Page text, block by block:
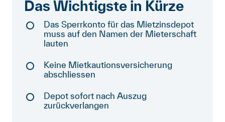
Newsletter
Anmelden
Das Wichtigste in Kürze
Das Sperrkonto für das Mietzinsdepot
muss auf den Namen der Mieterschaft
lauten
Keine Mietkautionsversicherung
abschliessen
Depot sofort nach Auszug
zurückverlangen